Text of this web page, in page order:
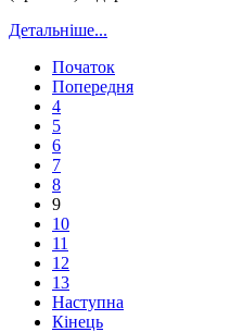
Детальніше...
Початок
Попередня
4
5
6
7
8
9
10
11
12
13
Наступна
Кінець